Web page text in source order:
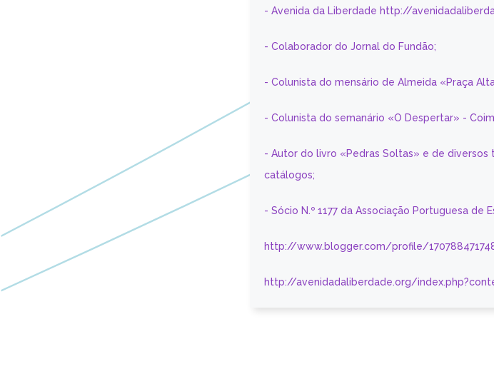
- Avenida da Liberdade http://
- Colaborador do Jornal do Fundão;
- Colunista do mensário de Almeida «Praça
- Colunista do semanário «O Despertar» -
- Autor do livro «Pedras Soltas» e de diversos
catálogos;
- Sócio N.º 1177 da Associação Portuguesa de
http://www.blogger.com/profile/
http://avenidadaliberdade.org/